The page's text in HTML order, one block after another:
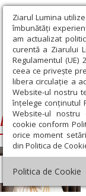
Ziarul Lumina
îmbunătăți
am actualizat
curentă a Ziarului
Regulamentul
ceea ce privește
libera circulație a
Website-ul nostru
înțelege conținutul
Website-ul
cookie conform
orice moment
din Politica de
Politica de Cookie
Ziarul Lumina ›
Duminica a
Duminică